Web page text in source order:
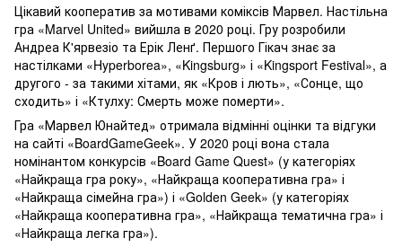
Цікавий кооператив за мотивами коміксів Марвел. Настільна
гра «Marvel United» вийшла в 2020 році. Гру розробили
Андреа К'ярвезіо та Ерік Ленґ. Першого Гікач знає за
настілками «Hyperborea», «Kingsburg» і «Kingsport Festival», а
другого - за такими хітами, як «Кров і лють», «Сонце, що
сходить» і «Ктулху: Смерть може померти».
Гра «Марвел Юнайтед» отримала відмінні оцінки та відгуки
на сайті «BoardGameGeek». У 2020 році вона стала
номінантом конкурсів «Board Game Quest» (у категоріях
«Найкраща гра року», «Найкраща кооперативна гра» і
«Найкраща сімейна гра») і «Golden Geek» (у категоріях
«Найкраща кооперативна гра», «Найкраща тематична гра» і
«Найкраща легка гра»).